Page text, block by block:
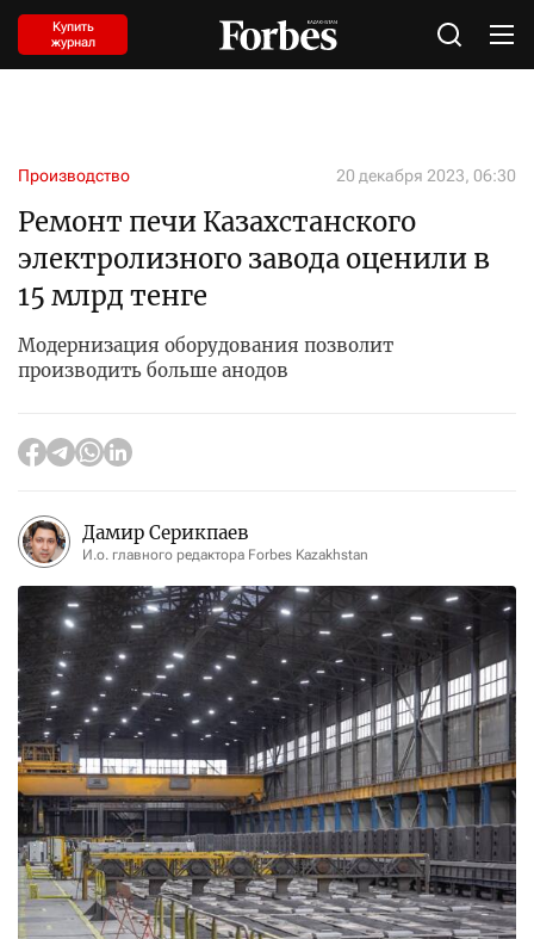
Купить
журнал
Производство 20 декабря 2023, 06:30
Ремонт печи Казахстанского
электролизного завода оценили в
15 млрд тенге
Модернизация оборудования позволит
производить больше анодов
Дамир Серикпаев
И.о. главного редактора Forbes Kazakhstan